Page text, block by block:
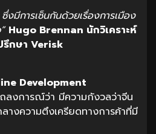
งมีการเซ็นกันด้วยเรื่องการเมือง
Hugo Brennan นักวิเคราะห์
รึกษา Verisk
Development
ถลงการณ์ว่า มีความกังวลว่าจีน
างความตึงเครียดทางการค้าที่มี